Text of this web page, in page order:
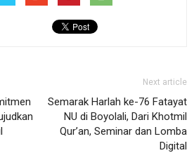
Next article
Semarak Harlah ke-76 Fatayat
NU di Boyolali, Dari Khotmil
Qur’an, Seminar dan Lomba
Digital